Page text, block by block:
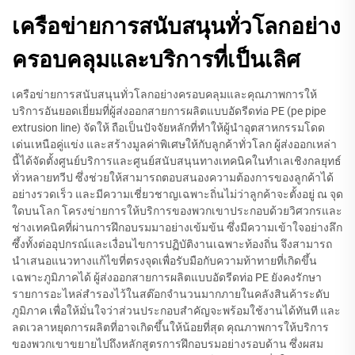
เครือข่ายการสนับสนุนทั่วโลกอย่าง
ครอบคลุมและบริการที่เป็นเลิศ
เครือข่ายการสนับสนุนทั่วโลกอย่างครอบคลุมและคุณภาพการให้
บริการอันยอดเยี่ยมที่ผู้ส่งออกสายการผลิตแบบอัดรีดท่อ PE (pe pipe
extrusion line) จัดให้ ถือเป็นปัจจัยหลักที่ทำให้ผู้นำอุตสาหกรรมโดด
เด่นเหนือคู่แข่ง และสร้างมูลค่าพิเศษให้กับลูกค้าทั่วโลก ผู้ส่งออกเหล่า
นี้ได้จัดตั้งศูนย์บริการและศูนย์สนับสนุนทางเทคนิคในทำเลเชิงกลยุทธ์
ทั่วหลายทวีป ซึ่งช่วยให้สามารถตอบสนองความต้องการของลูกค้าได้
อย่างรวดเร็ว และมีความเชี่ยวชาญเฉพาะถิ่นไม่ว่าลูกค้าจะตั้งอยู่ ณ จุด
ใดบนโลก โครงข่ายการให้บริการของพวกเขาประกอบด้วยวิศวกรและ
ช่างเทคนิคที่ผ่านการฝึกอบรมมาอย่างเข้มข้น ซึ่งมีความเข้าใจอย่างลึก
ซึ้งทั้งต่ออุปกรณ์และเงื่อนไขการปฏิบัติงานเฉพาะท้องถิ่น จึงสามารถ
นำเสนอแนวทางแก้ไขที่ตรงจุดเพื่อรับมือกับความท้าทายที่เกิดขึ้น
เฉพาะภูมิภาคได้ ผู้ส่งออกสายการผลิตแบบอัดรีดท่อ PE ยังคงรักษา
รายการอะไหล่สำรองไว้ในสต๊อกจำนวนมากภายในคลังสินค้าระดับ
ภูมิภาค เพื่อให้มั่นใจว่าส่วนประกอบสำคัญจะพร้อมใช้งานได้ทันที และ
ลดเวลาหยุดการผลิตที่อาจเกิดขึ้นให้น้อยที่สุด คุณภาพการให้บริการ
ของพวกเขาขยายไปถึงหลักสูตรการฝึกอบรมอย่างรอบด้าน ซึ่งผสม